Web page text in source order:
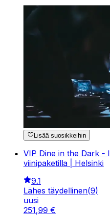
Lisää suosikkeihin
VIP Dine in the Dark -
viinipaketilla | Helsinki
9.1
Lähes täydellinen(9)
uusi
251,99 €